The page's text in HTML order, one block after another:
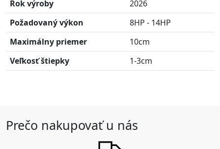
Rok výroby
2026
Požadovaný výkon
8HP - 14HP
Maximálny priemer
10cm
Veľkosť štiepky
1-3cm
Prečo nakupovať u nás